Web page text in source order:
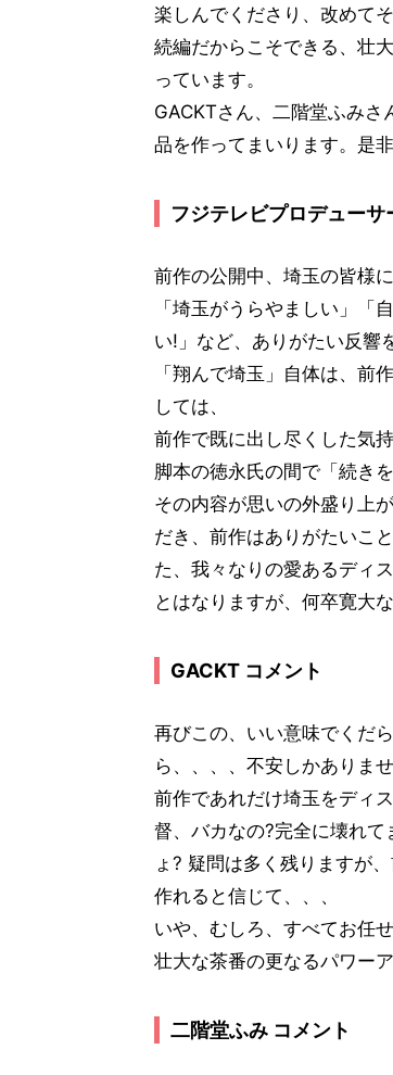
楽しんでくださり、改めて
続編だからこそできる、壮
っています。
GACKTさん、二階堂ふみ
品を作ってまいります。是
フジテレビプロデューサ
前作の公開中、埼玉の皆様
「埼玉がうらやましい」「
い!」など、ありがたい反響
「翔んで埼玉」自体は、前
しては、
前作で既に出し尽くした気
脚本の徳永氏の間で「続き
その内容が思いの外盛り上
だき、前作はありがたいこ
た、我々なりの愛あるディ
とはなりますが、何卒寛大
GACKT コメント
再びこの、いい意味でくだ
ら、、、、不安しかありませ
前作であれだけ埼玉をディ
督、バカなの?完全に壊れ
ょ? 疑問は多く残りますが
作れると信じて、、、
いや、むしろ、すべてお任
壮大な茶番の更なるパワー
二階堂ふみ コメント